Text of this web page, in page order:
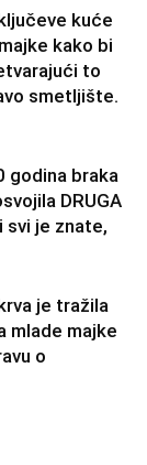
kuće
kako bi
to
smetljište.
godina braka
DRUGA
svi je znate,
je tražila
mlade majke
o